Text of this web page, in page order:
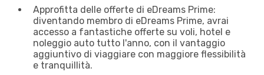
Approfitta delle offerte di eDreams Prime:
diventando membro di eDreams Prime, avrai
accesso a fantastiche offerte su voli, hotel e
noleggio auto tutto l'anno, con il vantaggio
aggiuntivo di viaggiare con maggiore flessibilità
e tranquillità.